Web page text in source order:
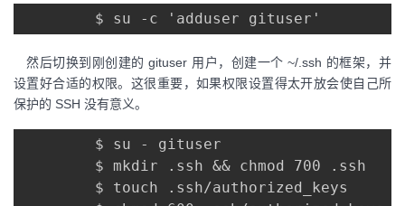
程
认
证
的
实
我
的
持
建
然后切换到刚创建的 gituser 用户，创建一个 ~/.ssh 的框架，并
设置好合适的权限。这很重要，如果权限设置得太开放会使自己所
保护的 SSH 没有意义。
        $ su - gituser
        $ mkdir .ssh && chmod 700 .ssh
        $ touch .ssh/authorized_keys